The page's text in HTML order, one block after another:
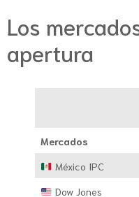
Los
apertura
Mercados
México IPC
Dow Jones